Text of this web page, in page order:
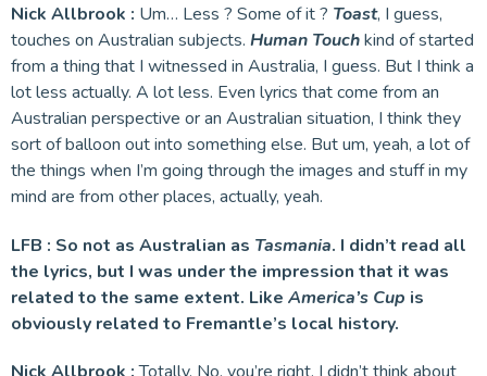
Nick Allbrook : Um… Less ? Some of it ? Toast, I guess,
touches on Australian subjects. Human Touchkind of started
from a thing that I witnessed in Australia, I guess. But I think a
lot less actually. A lot less. Even lyrics that come from an
Australian perspective or an Australian situation, I think they
sort of balloon out into something else. But um, yeah, a lot of
the things when I’m going through the images and stuff in my
mind are from other places, actually, yeah.
LFB : So not as Australian as Tasmania. I didn’t read all
the lyrics, but I was under the impression that it was
related to the same extent. Like America’s Cup is
obviously related to Fremantle’s local history.